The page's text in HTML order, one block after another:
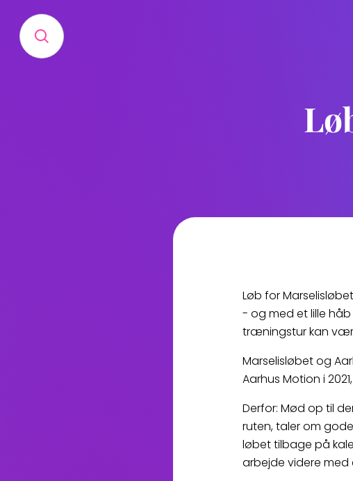
Løb for
- og med et lille
træningstur kan
Marselisløbet og
Aarhus Motion i
Derfor: Mød op til
ruten, taler om
løbet tilbage på
arbejde videre med